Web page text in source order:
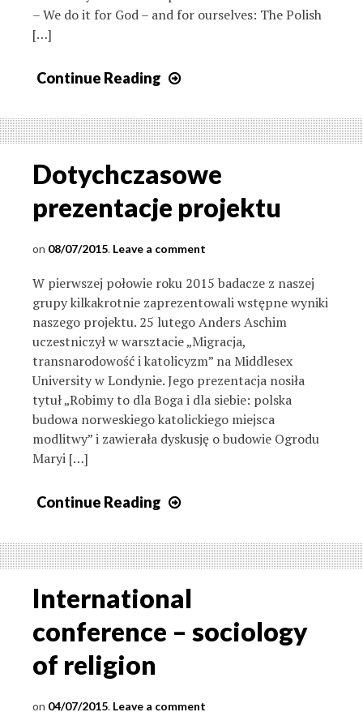
– We do it for God – and for ourselves: The Polish
[…]
Continue Reading
Dotychczasowe
prezentacje projektu
08/07/2015 Leave a comment
W pierwszej połowie roku 2015 badacze z naszej
grupy kilkakrotnie zaprezentowali wstępne wyniki
naszego projektu. 25 lutego Anders Aschim
uczestniczył w warsztacie „Migracja,
transnarodowość i katolicyzm” na Middlesex
University w Londynie. Jego prezentacja nosiła
tytuł „Robimy to dla Boga i dla siebie: polska
budowa norweskiego katolickiego miejsca
modlitwy” i zawierała dyskusję o budowie Ogrodu
Maryi […]
Continue Reading
International
conference – sociology
of religion
04/07/2015 Leave a comment